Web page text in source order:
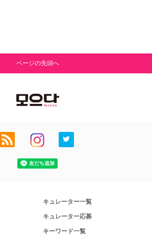
ページの先頭へ
キュレーター一覧
キュレーター応募
キーワード一覧